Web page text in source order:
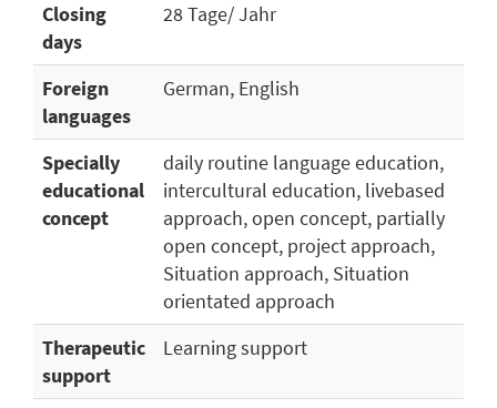
Closing
days
28 Tage/ Jahr
Foreign
languages
German, English
Specially
educational
concept
daily routine language education,
intercultural education, livebased
approach, open concept, partially
open concept, project approach,
Situation approach, Situation
orientated approach
Therapeutic
support
Learning support